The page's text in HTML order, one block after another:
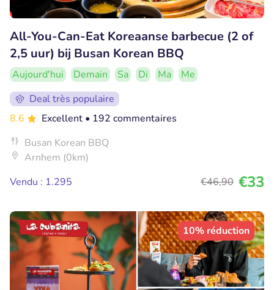
All-You-Can-Eat Koreaanse barbecue (2 of
2,5 uur) bij Busan Korean BBQ
Aujourd'hui Demain Sa Di Ma
Me
Deal très populaire
8.6
Excellent • 192 commentaires
Busan Korean BBQ
Arnhem (0km)
Vendu : 1.295
€46,90 €33
10% réduction